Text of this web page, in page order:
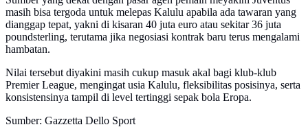
masih bisa tergoda untuk melepas Kalulu apabila ada tawaran yang
dianggap tepat, yakni di kisaran 40 juta euro atau sekitar 36 juta
poundsterling, terutama jika negosiasi kontrak baru terus mengalami
hambatan.
Nilai tersebut diyakini masih cukup masuk akal bagi klub-klub
Premier League, mengingat usia Kalulu, fleksibilitas posisinya, serta
konsistensinya tampil di level tertinggi sepak bola Eropa.
Sumber: Gazzetta Dello Sport